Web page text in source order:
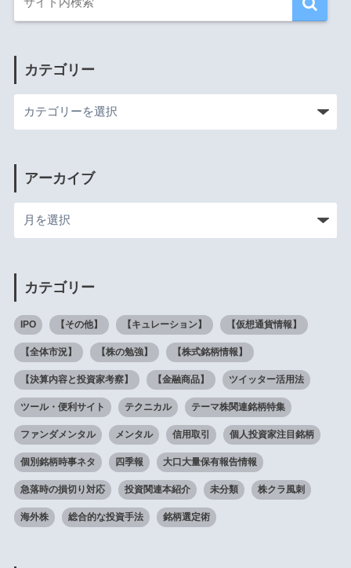
カテゴリー
アーカイブ
カテゴリー
IPO 【その他】 【キュレーション】 【仮想通貨情報】
【全体市況】 【株の勉強】 【株式銘柄情報】
【決算内容と投資家考察】 【金融商品】 ツイッター活用法
ツール・便利サイト テクニカル テーマ株関連銘柄特集
ファンダメンタル メンタル 信用取引 個人投資家注目銘柄
個別銘柄時事ネタ 四季報 大口大量保有報告情報
急落時の損切り対応 投資関連本紹介 未分類 株クラ風刺
海外株 総合的な投資手法 銘柄選定術